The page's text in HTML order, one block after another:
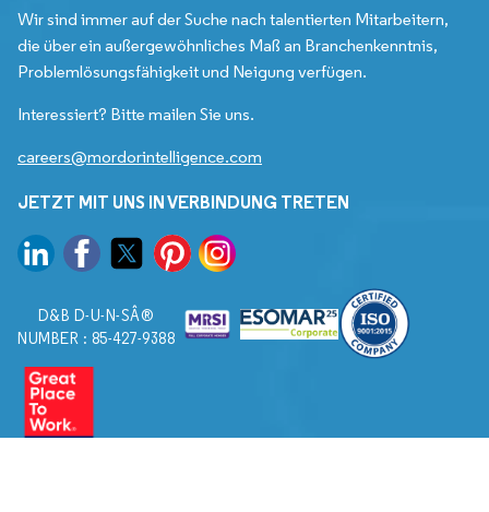
Wir sind immer auf der Suche nach talentierten Mitarbeitern,
die über ein außergewöhnliches Maß an Branchenkenntnis,
Problemlösungsfähigkeit und Neigung verfügen.
Interessiert? Bitte mailen Sie uns.
careers@mordorintelligence.com
JETZT MIT UNS IN VERBINDUNG TRETEN
D&B D-U-N-SÂ®
NUMBER : 85-427-9388